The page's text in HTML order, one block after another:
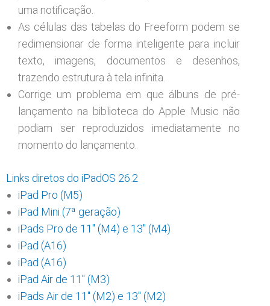
uma notificação.
As células das tabelas do Freeform podem se
redimensionar de forma inteligente para incluir
texto, imagens, documentos e desenhos,
trazendo estrutura à tela infinita.
Corrige um problema em que álbuns de pré-
lançamento na biblioteca do Apple Music não
podiam ser reproduzidos imediatamente no
momento do lançamento.
Links diretos do iPadOS 26.2
iPad Pro (M5)
iPad Mini (7ª geração)
iPads Pro de 11″ (M4) e 13″ (M4)
iPad (A16)
iPad (A16)
iPad Air de 11″ (M3)
iPads Air de 11″ (M2) e 13″ (M2)